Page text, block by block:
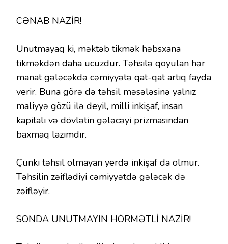
CƏNAB NAZİR!
Unutmayaq ki, məktəb tikmək həbsxana
tikməkdən daha ucuzdur. Təhsilə qoyulan hər
manat gələcəkdə cəmiyyətə qat-qat artıq fayda
verir. Buna görə də təhsil məsələsinə yalnız
maliyyə gözü ilə deyil, milli inkişaf, insan
kapitalı və dövlətin gələcəyi prizmasından
baxmaq lazımdır.
Çünki təhsil olmayan yerdə inkişaf da olmur.
Təhsilin zəiflədiyi cəmiyyətdə gələcək də
zəifləyir.
SONDA UNUTMAYIN HÖRMƏTLİ NAZİR!